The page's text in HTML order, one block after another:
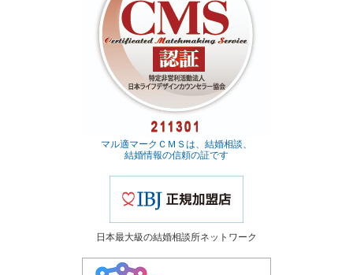
マル適マークＣＭＳは、結婚相談、
結婚情報の信頼の証です
日本最大級の結婚相談所ネットワーク